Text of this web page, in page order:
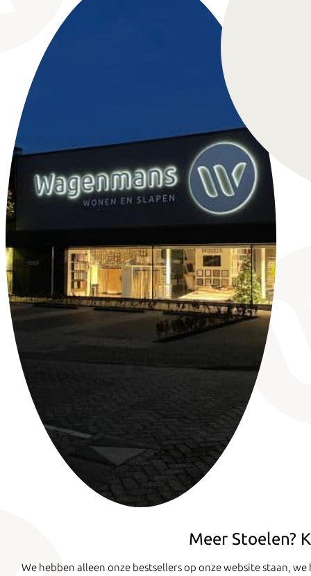
Meer Stoelen?
We hebben alleen onze bestsellers op onze website staan,